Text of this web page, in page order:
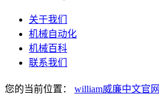
关于我们
机械自动化
机械百科
联系我们
您的当前位置： william威廉中文官网